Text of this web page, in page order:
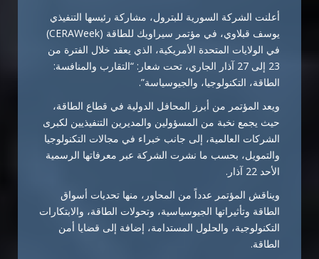
أعلنت الشركة السورية للبترول، مشاركة رئيسها التنفيذي
يوسف قبلاوي، في مؤتمر سيراويك للطاقة (CERAWeek)
في الولايات المتحدة الأمريكية، الذي يعقد خلال الفترة من
23 إلى 27 آذار الجاري، تحت شعار: “التقارب والمنافسة:
الطاقة، التكنولوجيا، والجيوسياسة”.
ويعد المؤتمر من أبرز المحافل الدولية في قطاع الطاقة،
حيث يجمع نخبة من المسؤولين والمديرين التنفيذيين لكبرى
الشركات العالمية، إلى جانب خبراء في مجالات التكنولوجيا
والتمويل، بحسب ما نشرت الشركة عبر معرفاتها الرسمية
الأحد 22 آذار.
ويناقش المؤتمر عدداً من المحاور، منها تحديات أسواق
الطاقة وتأثيراتها الجيوسياسية، وتحولات الطاقة، والابتكارات
التكنولوجية، والحلول المستدامة، إضافة إلى قضايا أمن
الطاقة.